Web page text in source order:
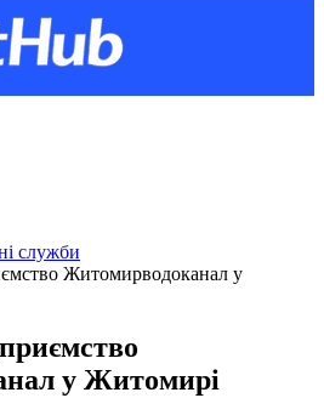
служби
Житомирводоканал у
у Житомирі